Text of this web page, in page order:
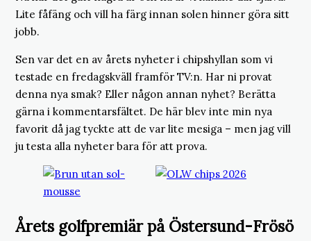
Lite fåfäng och vill ha färg innan solen hinner göra sitt
jobb.
Sen var det en av årets nyheter i chipshyllan som vi
testade en fredagskväll framför TV:n. Har ni provat
denna nya smak? Eller någon annan nyhet? Berätta
gärna i kommentarsfältet. De här blev inte min nya
favorit då jag tyckte att de var lite mesiga – men jag vill
ju testa alla nyheter bara för att prova.
Årets golfpremiär på Östersund-Frösö